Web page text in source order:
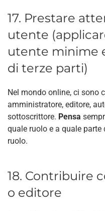
17. Prestare
utente
utente minime
di terze parti)
Nel mondo online, ci sono
amministratore, editore,
sottoscrittore. Pensa
quale ruolo e a quale
ruolo.
18. Contribuire
o editore